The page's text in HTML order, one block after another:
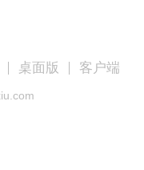
桌面版 客户端